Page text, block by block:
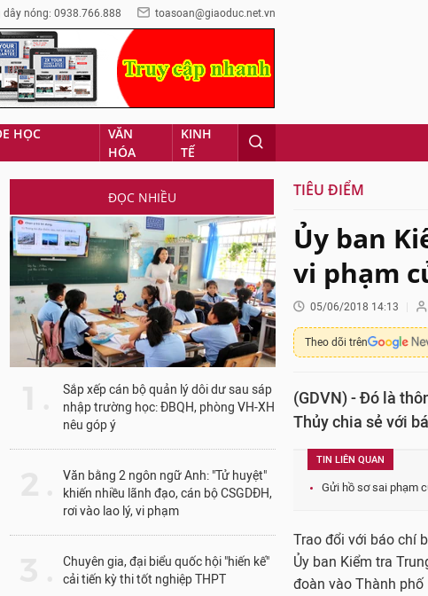
dây nóng: 0938.766.888 toasoan@giaoduc.net.vn
HỌC
VĂN
HÓA
KINH
TẾ
ĐỌC NHIỀU
Sắp xếp cán bộ quản lý dôi dư sau sáp
nhập trường học: ĐBQH, phòng VH-XH
nêu góp ý
Văn bằng 2 ngôn ngữ Anh: "Tử huyệt"
khiến nhiều lãnh đạo, cán bộ CSGDĐH,
rơi vào lao lý, vi phạm
Chuyên gia, đại biểu quốc hội "hiến kế"
cải tiến kỳ thi tốt nghiệp THPT
TIÊU ĐIỂM
Ủy ban
vi phạm
05/06/2018 14:13
Theo dõi trên
(GDVN) - Đó là
Thủy chia sẻ với
TIN LIÊN QUAN
Gửi hồ sơ sai phạm
Trao đổi với báo chí
Ủy ban Kiểm tra
đoàn vào Thành phố